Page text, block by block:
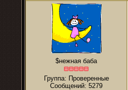
$нежная баба
Группа: Проверенные
Сообщений: 5279